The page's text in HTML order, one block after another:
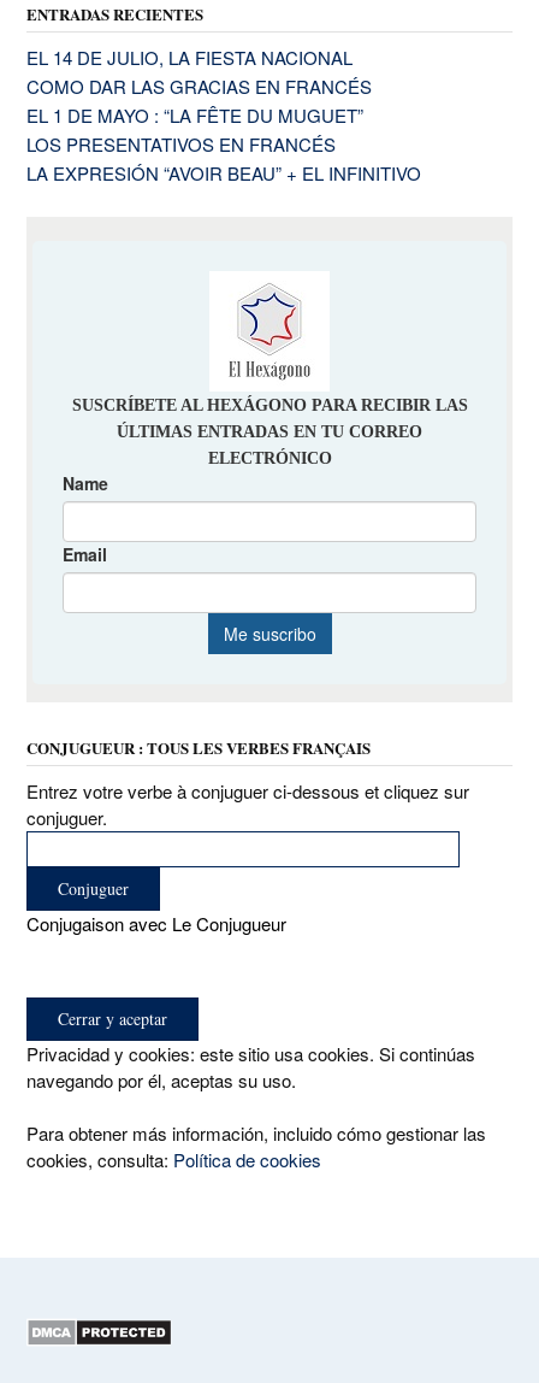
ENTRADAS RECIENTES
EL 14 DE JULIO, LA FIESTA NACIONAL
COMO DAR LAS GRACIAS EN FRANCÉS
EL 1 DE MAYO : “LA FÊTE DU MUGUET”
LOS PRESENTATIVOS EN FRANCÉS
LA EXPRESIÓN “AVOIR BEAU” + EL INFINITIVO
CONJUGUEUR : TOUS LES VERBES FRANÇAIS
Entrez votre verbe à conjuguer ci-dessous et cliquez sur
conjuguer.
Conjugaison avec Le Conjugueur
Privacidad y cookies: este sitio usa cookies. Si continúas
navegando por él, aceptas su uso.
Para obtener más información, incluido cómo gestionar las
cookies, consulta: Política de cookies